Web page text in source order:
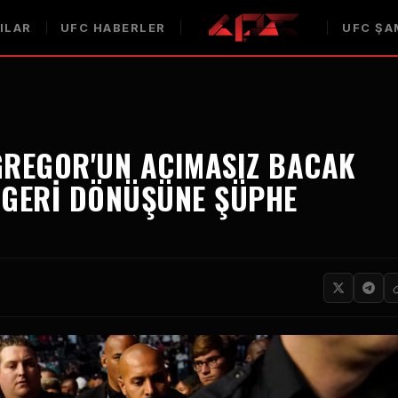
UFC HABERLER UFC
ACIMASIZ BACAK
DÖNÜŞÜNE ŞÜPHE